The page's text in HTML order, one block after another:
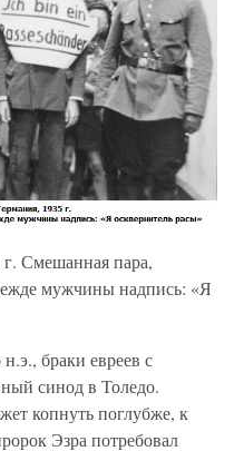
Смешанная пара,
мужчины надпись: «Я
браки евреев с
синод в Толедо.
копнуть поглубже, к
Эзра потребовал